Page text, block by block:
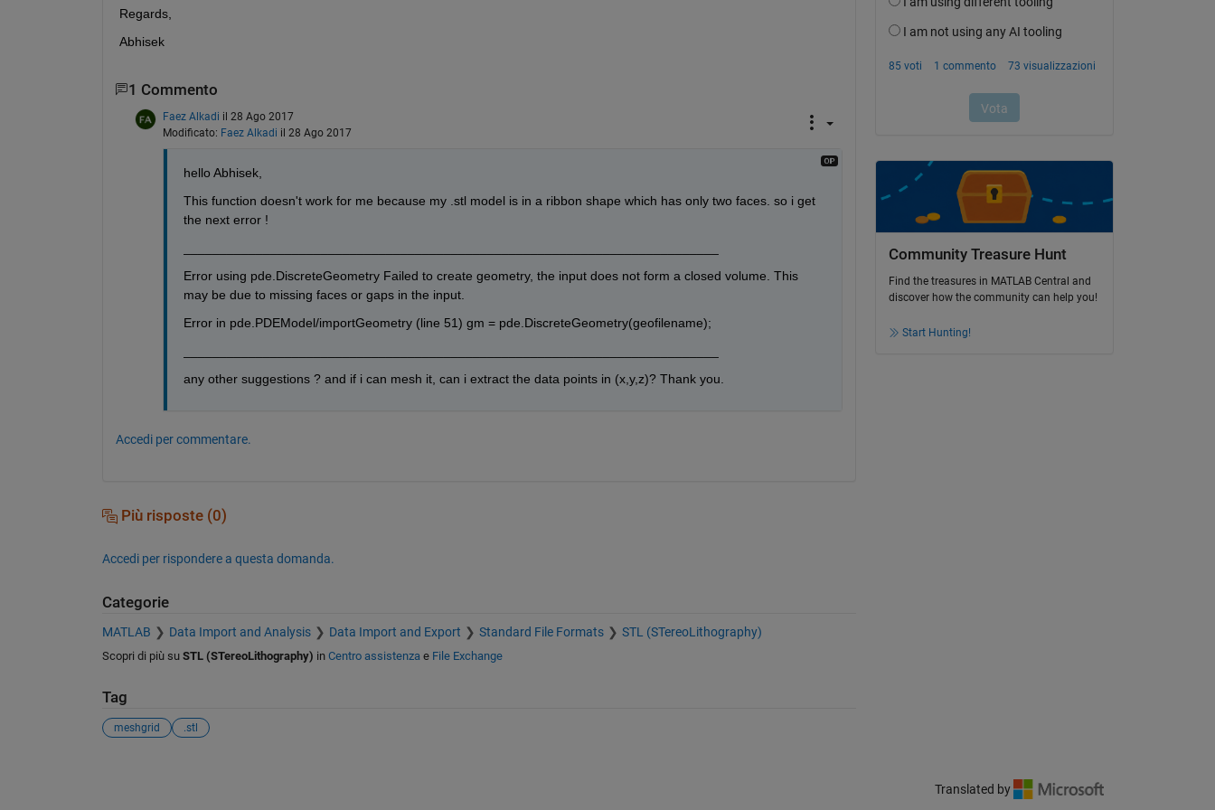
Regards,
Abhisek
1 Commento
Faez Alkadi il 28 Ago 2017
Modificato: Faez Alkadi il 28 Ago 2017
hello Abhisek,
This function doesn't work for me because my .stl model is in a ribbon shape which has only two faces. so i get
the next error !
Error using pde.DiscreteGeometry Failed to create geometry, the input does not form a closed volume. This
may be due to missing faces or gaps in the input.
Error in pde.PDEModel/importGeometry (line 51) gm = pde.DiscreteGeometry(geofilename);
any other suggestions ? and if i can mesh it, can i extract the data points in (x,y,z)? Thank you.
Accedi per commentare.
Più risposte (0)
Accedi per rispondere a questa domanda.
Categorie
MATLAB Data Import and Analysis Data Import and Export Standard File Formats STL (STereoLithography)
Scopri di più su STL (STereoLithography) in Centro assistenza e File Exchange
Tag
meshgrid .stl
Community Treasure Hunt
Find the treasures in MATLAB Central and
discover how the community can help you!
Start Hunting!
Translated by